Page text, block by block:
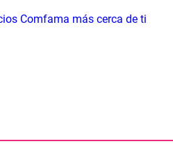
Comfama más cerca de ti